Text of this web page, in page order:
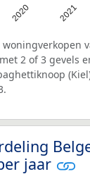
2020 2021
2 of 3 gevels
jaar